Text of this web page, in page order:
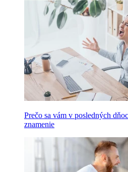
Prečo sa vám v posledných
znamenie